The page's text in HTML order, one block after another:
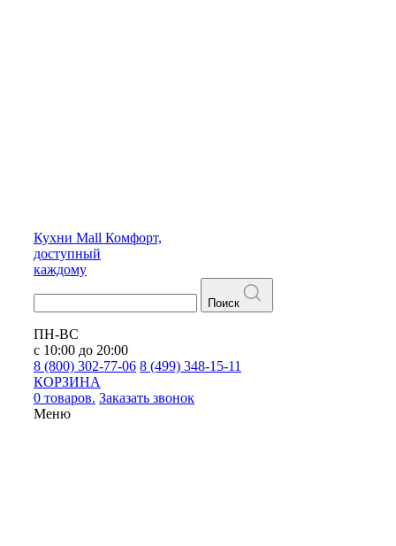
Кухни Mall Комфорт,
доступный
каждому
Поиск
ПН-ВС
с 10:00 до 20:00
8 (800) 302-77-06 8 (499) 348-15-11
КОРЗИНА
0 товаров. Заказать звонок
Меню